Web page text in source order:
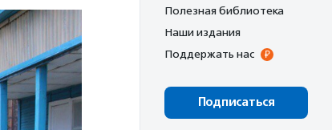
Полезная библиотека
Наши издания
Поддержать нас
Подписаться